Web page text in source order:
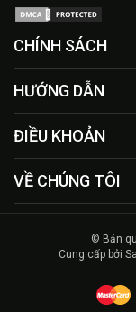
CHÍNH SÁCH
HƯỚNG DẪN
ĐIỀU KHOẢN
VỀ CHÚNG TÔI
© Bản
Cung cấp bởi